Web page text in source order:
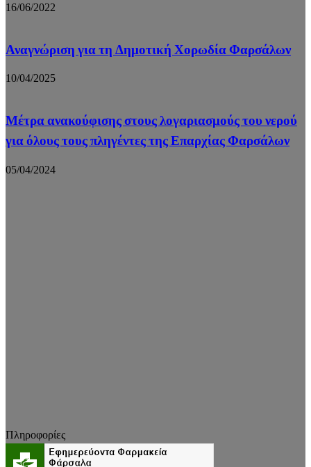
16/06/2022
Αναγνώριση για τη Δημοτική Χορωδία Φαρσάλων
10/04/2025
Μέτρα ανακούφισης στους λογαριασμούς του νερού
για όλους τους πληγέντες της Επαρχίας Φαρσάλων
05/04/2024
Πληροφορίες